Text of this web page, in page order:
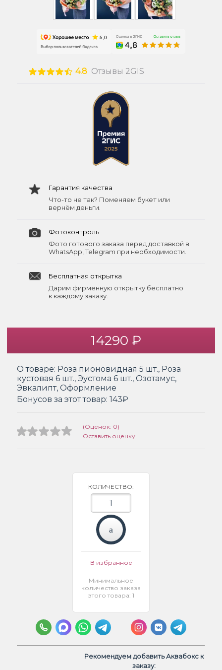
4.8 Отзывы 2GIS
Гарантия качества
Что-то не так? Поменяем букет или
вернём деньги.
Фотоконтроль
Фото готового заказа перед доставкой в
WhatsApp, Telegram при необходимости.
Бесплатная открытка
Дарим фирменную открытку бесплатно
к каждому заказу.
14290 ₽
О товаре: Роза пионовидная 5 шт., Роза
кустовая 6 шт., Эустома 6 шт., Озотамус,
Эвкалипт, Оформление
Бонусов за этот товар: 143₽
(Оценок: 0)
Оставить оценку
КОЛИЧЕСТВО:
В избранное
Минимальное
количество заказа
этого товара: 1
Рекомендуем добавить Аквабокс к
заказу: